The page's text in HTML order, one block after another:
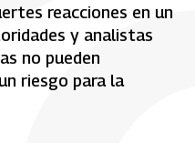
reacciones en un
y analistas
no pueden
riesgo para la